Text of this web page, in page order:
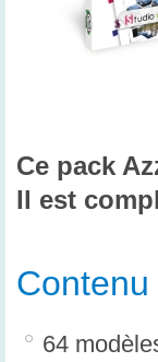
Ce pack
Il est
64